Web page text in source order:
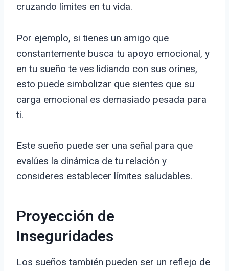
cruzando límites en tu vida.
Por ejemplo, si tienes un amigo que
constantemente busca tu apoyo emocional, y
en tu sueño te ves lidiando con sus orines,
esto puede simbolizar que sientes que su
carga emocional es demasiado pesada para
ti.
Este sueño puede ser una señal para que
evalúes la dinámica de tu relación y
consideres establecer límites saludables.
Proyección de
Inseguridades
Los sueños también pueden ser un reflejo de